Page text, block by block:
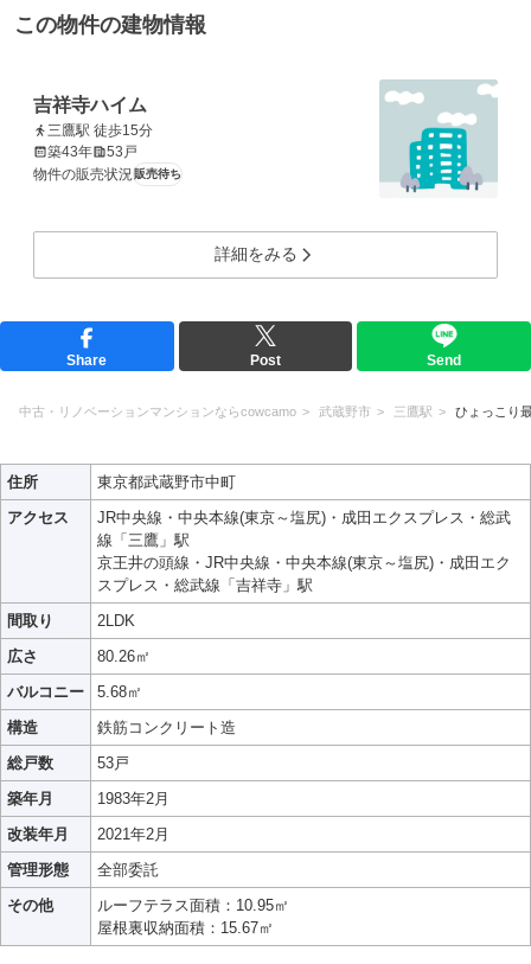
この物件の建物情報
吉祥寺ハイム
三鷹駅 徒歩15分
築43年
53戸
物件の販売状況販売待ち
詳細をみる
Share Post Send
中古・リノベーションマンションならcowcamo 武蔵野市 三鷹駅 ひょっこり
住所
東京都武蔵野市中町
アクセス
JR中央線・中央本線(東京～塩尻)・成田エクスプレス・総武
線「三鷹」駅
京王井の頭線・JR中央線・中央本線(東京～塩尻)・成田エク
スプレス・総武線「吉祥寺」駅
間取り
2LDK
広さ
80.26㎡
バルコニー
5.68㎡
構造
鉄筋コンクリート造
総戸数
53戸
築年月
1983年2月
改装年月
2021年2月
管理形態
全部委託
その他
ルーフテラス面積：10.95㎡
屋根裏収納面積：15.67㎡